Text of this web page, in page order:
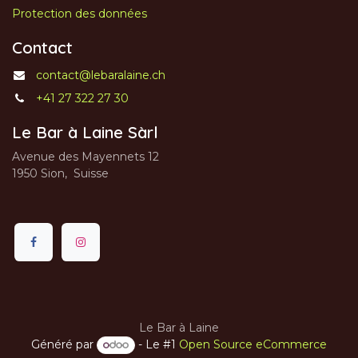
Protection des données
Contact
contact@lebaralaine.ch
+41 27 322 27 30
Le Bar à Laine Sàrl
Avenue des Mayennets 12
1950 Sion, Suisse
Le Bar à Laine
Généré par
- Le #1 Open Source eCommerce